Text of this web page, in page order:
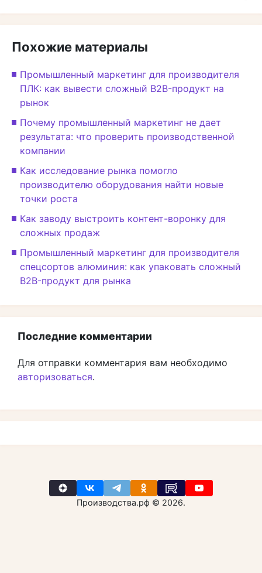
Похожие материалы
Промышленный маркетинг для производителя
ПЛК: как вывести сложный B2B-продукт на
рынок
Почему промышленный маркетинг не дает
результата: что проверить производственной
компании
Как исследование рынка помогло
производителю оборудования найти новые
точки роста
Как заводу выстроить контент-воронку для
сложных продаж
Промышленный маркетинг для производителя
спецсортов алюминия: как упаковать сложный
B2B-продукт для рынка
Последние комментарии
Для отправки комментария вам необходимо
авторизоваться.
Производства.рф © 2026.